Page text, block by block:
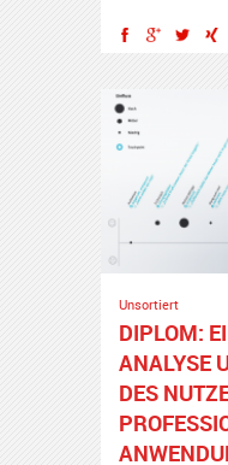
Unsortiert
DIPLOM:
ANALYSE
DES